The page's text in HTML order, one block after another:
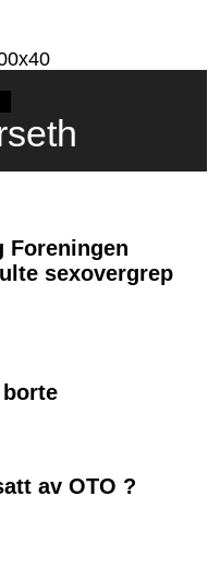
Foreningen
sexovergrep
borte
av OTO ?